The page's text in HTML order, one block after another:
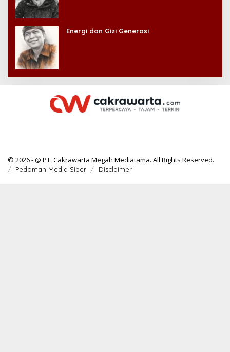
Energi dan Gizi Generasi
© 2026 - @ PT. Cakrawarta Megah Mediatama. All Rights Reserved.
Pedoman Media Siber Disclaimer